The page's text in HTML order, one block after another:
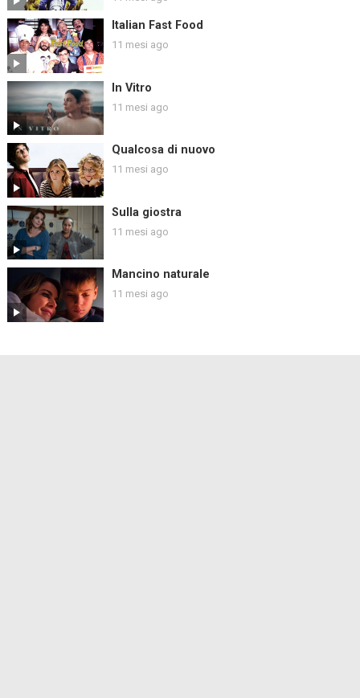
Italian Fast Food
11 mesi ago
In Vitro
11 mesi ago
Qualcosa di nuovo
11 mesi ago
Sulla giostra
11 mesi ago
Mancino naturale
11 mesi ago